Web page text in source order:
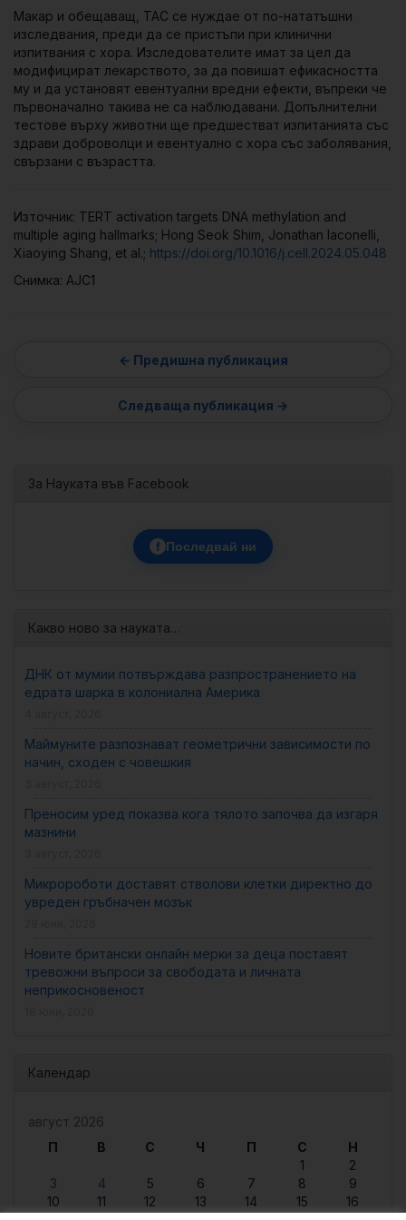
Макар и обещаващ, TAC се нуждае от по-нататъшни
изследвания, преди да се пристъпи при клинични
изпитвания с хора. Изследователите имат за цел да
модифицират лекарството, за да повишат ефикасността
му и да установят евентуални вредни ефекти, въпреки че
първоначално такива не са наблюдавани. Допълнителни
тестове върху животни ще предшестват изпитанията със
здрави доброволци и евентуално с хора със заболявания,
свързани с възрастта.
Източник: TERT activation targets DNA methylation and
multiple aging hallmarks; Hong Seok Shim, Jonathan Iaconelli,
Xiaoying Shang, еt al.; https://doi.org/10.1016/j.cell.2024.05.048
Снимка: AJC1
За Науката във Facebook
f Последвай ни
Какво ново за науката…
ДНК от мумии потвърждава разпространението на
едрата шарка в колониална Америка
Маймуните разпознават геометрични зависимости по
начин, сходен с човешкия
Преносим уред показва кога тялото започва да изгаря
мазнини
Микророботи доставят стволови клетки директно до
увреден гръбначен мозък
Новите британски онлайн мерки за деца поставят
тревожни въпроси за свободата и личната
неприкосновеност
Календар
август 2026
П
В С Ч П С
Н
1
2
3
4 5 6 7 8
9
10
11 12 13 14 15
16